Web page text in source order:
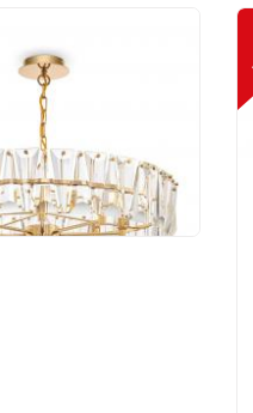
Puntes
08G
руб.